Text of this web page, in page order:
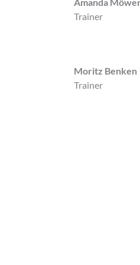
Trainer
Moritz Benken
Trainer